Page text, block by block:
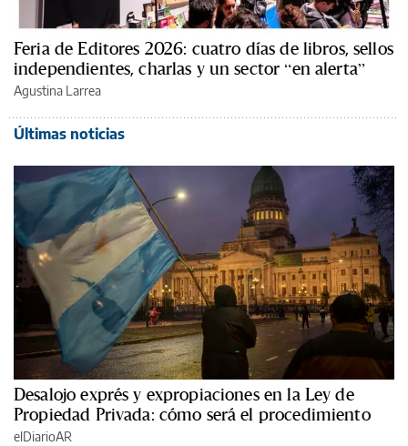
Feria de Editores 2026: cuatro días de libros, sellos
independientes, charlas y un sector “en alerta”
Agustina Larrea
Últimas noticias
Desalojo exprés y expropiaciones en la Ley de
Propiedad Privada: cómo será el procedimiento
elDiarioAR